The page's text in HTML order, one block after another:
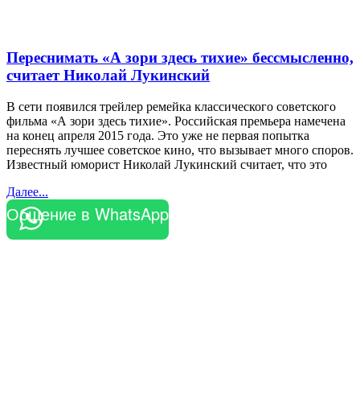
Переснимать «А зори здесь тихие» бессмысленно,
считает Николай Лукинский
В сети появился трейлер ремейка классического советского
фильма «А зори здесь тихие». Российская премьера намечена
на конец апреля 2015 года. Это уже не первая попытка
переснять лучшее советское кино, что вызывает много споров.
Известный юморист Николай Лукинский считает, что это
Далее...
Общение в WhatsApp